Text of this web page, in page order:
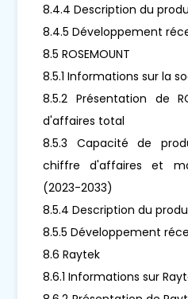
8.4.4 Description du
8.4.5 Développement
8.5 ROSEMOUNT
8.5.1 Informations sur la
8.5.2 Présentation de
d'affaires total
8.5.3 Capacité de
chiffre d'affaires et
(2023-2033)
8.5.4 Description du
8.5.5 Développement
8.6 Raytek
8.6.1 Informations sur